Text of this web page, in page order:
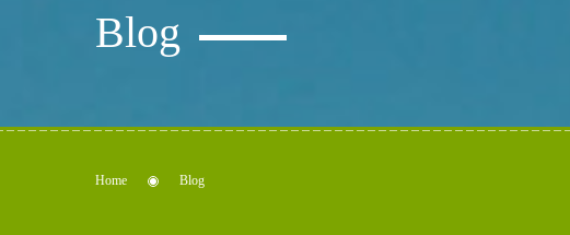
Blog
Home Blog